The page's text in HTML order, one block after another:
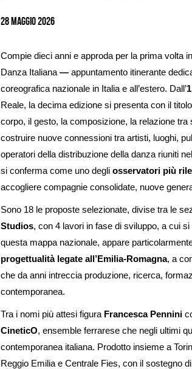
28 Maggio 2026
Compie dieci anni e approda per la prima volta
Danza Italiana — appuntamento itinerante
coreografica nazionale in Italia e all’estero. Dall’
Reale, la decima edizione si presenta con il titolo
corpo, il gesto, la composizione, la relazione
costruire nuove connessioni tra artisti, luoghi,
operatori della distribuzione della danza riuniti
si conferma come uno degli osservatori più
accogliere compagnie consolidate, nuove
Sono 18 le proposte selezionate, divise tra le
Studios, con 4 lavori in fase di sviluppo, a cui
questa mappa nazionale, appare
progettualità legate all’Emilia-Romagna, a
che da anni intreccia produzione, ricerca,
contemporanea.
Tra i nomi più attesi figura Francesca Pennini
CineticO, ensemble ferrarese che negli ultimi
contemporanea italiana. Prodotto insieme a
Reggio Emilia e Centrale Fies, con il sostegno